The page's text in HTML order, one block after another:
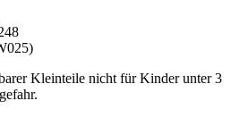
Kleinteile nicht für Kinder unter 3